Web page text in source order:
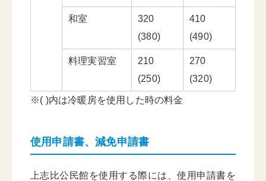
和室
320
(380)
410
(490)
料理実習室
210
(250)
270
(320)
※( )内は冷暖房を使用した時の料金
使用申請書、減免申請書
上志比公民館を使用する際には、使用申請書を